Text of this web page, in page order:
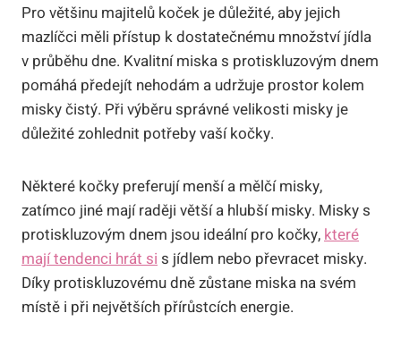
Pro většinu majitelů koček je důležité, aby jejich
mazlíčci měli přístup k dostatečnému množství jídla
v průběhu dne. Kvalitní miska s protiskluzovým dnem
pomáhá předejít nehodám a udržuje prostor kolem
misky čistý. Při výběru správné velikosti misky je
důležité zohlednit potřeby vaší kočky.
Některé kočky preferují menší a mělčí misky,
zatímco jiné mají raději větší a hlubší misky. Misky s
protiskluzovým dnem jsou ideální pro kočky, které
mají tendenci hrát si s jídlem nebo převracet misky.
Díky protiskluzovému dně zůstane miska na svém
místě i při největších přírůstcích energie.